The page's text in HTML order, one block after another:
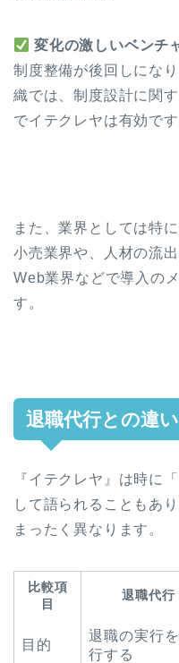
変化の激しいベンチ
制度整備が後回しにな
織では、制度設計に関
でイテクレヤは有効です
また、業界としては特
小売業界や、人材の流
Web業界などで導入の
す。
退職代行との違
『イテクレヤ』は時に
して語られることもあ
まったく異なります。
比較項
目
退職代行
目的
退職の実行
行する